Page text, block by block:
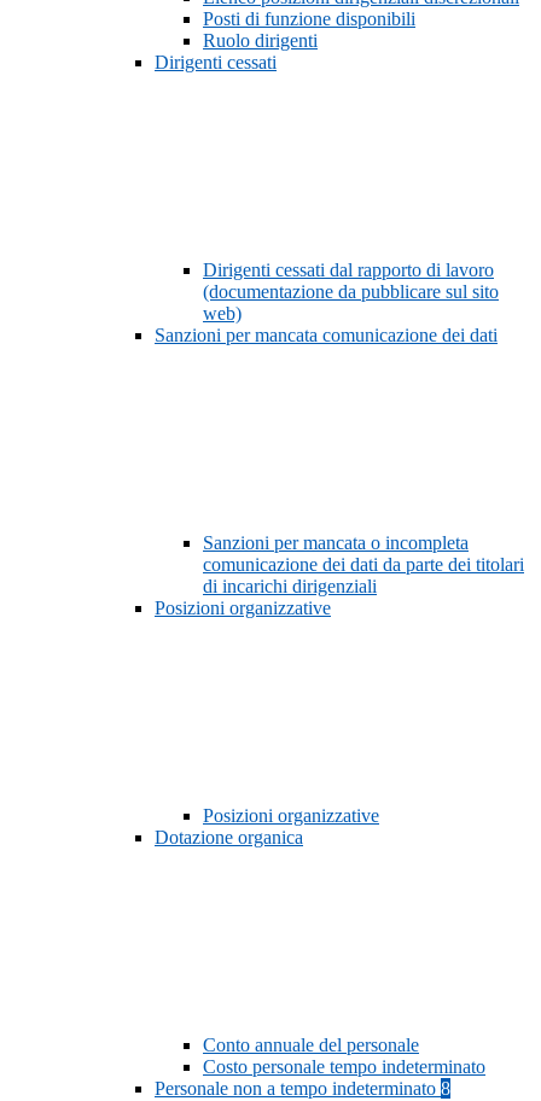
Posti di funzione disponibili
Ruolo dirigenti
Dirigenti cessati
Dirigenti cessati dal rapporto di lavoro
(documentazione da pubblicare sul sito
web)
Sanzioni per mancata comunicazione dei dati
Sanzioni per mancata o incompleta
comunicazione dei dati da parte dei titolari
di incarichi dirigenziali
Posizioni organizzative
Posizioni organizzative
Dotazione organica
Conto annuale del personale
Costo personale tempo indeterminato
Personale non a tempo indeterminato 8